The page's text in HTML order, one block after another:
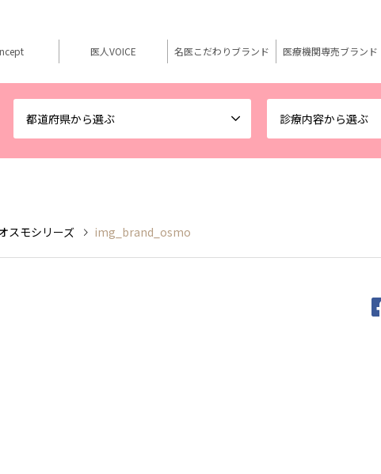
都道府県から選ぶ 診療内容から選ぶ
医人VOICE 名医こだわりブランド 医療機関専売ブランド
モシリーズ img_brand_osmo